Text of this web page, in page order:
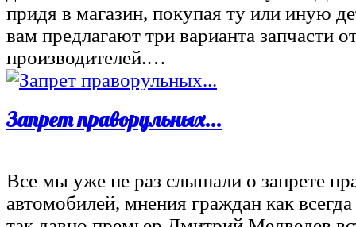
придя в магазин, покупая ту или иную
вам предлагают три варианта запчасти
производителей.…
Запрет праворульных...
Все мы уже не раз слышали о запрете
автомобилей, мнения граждан как